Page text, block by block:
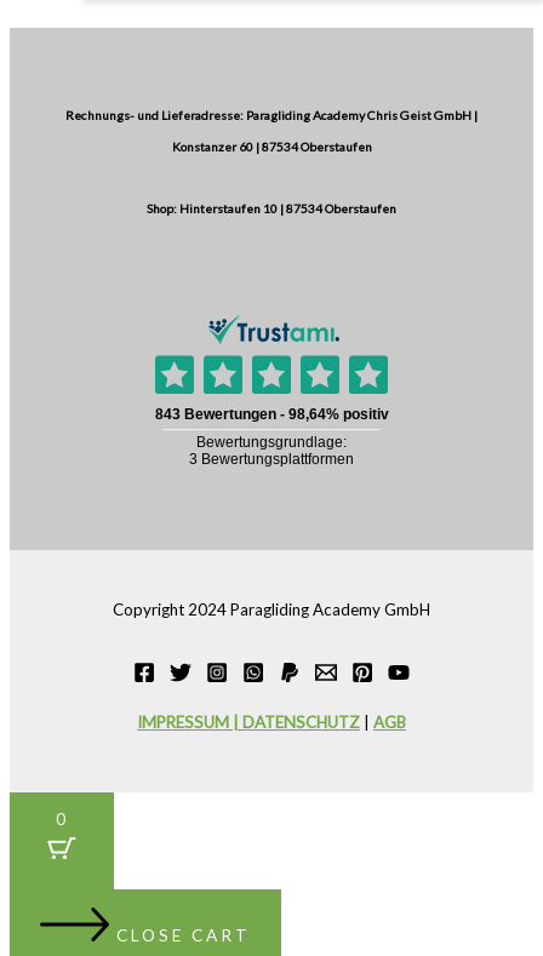
Rechnungs- und Lieferadresse: Paragliding Academy Chris Geist GmbH |
Konstanzer 60 | 87534 Oberstaufen
Shop: Hinterstaufen 10 | 87534 Oberstaufen
Copyright 2024 Paragliding Academy GmbH
IMPRESSUM | DATENSCHUTZ | AGB
0
CLOSE CART